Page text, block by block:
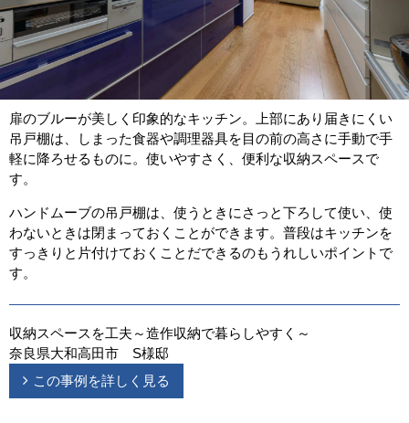
扉のブルーが美しく印象的なキッチン。上部にあり届きにくい
吊戸棚は、しまった食器や調理器具を目の前の高さに手動で手
軽に降ろせるものに。使いやすさく、便利な収納スペースで
す。
ハンドムーブの吊戸棚は、使うときにさっと下ろして使い、使
わないときは閉まっておくことができます。普段はキッチンを
すっきりと片付けておくことだできるのもうれしいポイントで
す。
収納スペースを工夫～造作収納で暮らしやすく～
奈良県大和高田市 S様邸
この事例を詳しく見る